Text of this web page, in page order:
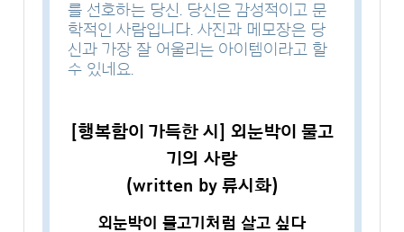
를 선호하는 당신. 당신은 감성적이고 문
학적인 사람입니다. 사진과 메모장은 당
신과 가장 잘 어울리는 아이템이라고 할
수 있네요.
[행복함이 가득한 시] 외눈박이 물고
기의 사랑
(written by 류시화)
외눈박이 물고기처럼 살고 싶다